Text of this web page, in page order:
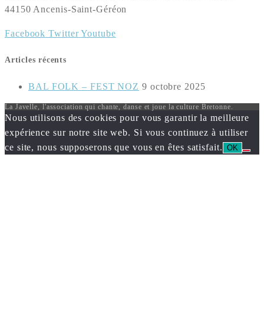
44150 Ancenis-Saint-Géréon
Facebook Twitter Youtube
Articles récents
BAL FOLK – FEST NOZ 9 octobre 2025
La Javelle, l'association qui chante, danse et joue la culture Bretonne.
Nous utilisons des cookies pour vous garantir la meilleure
expérience sur notre site web. Si vous continuez à utiliser
ce site, nous supposerons que vous en êtes satisfait. OK